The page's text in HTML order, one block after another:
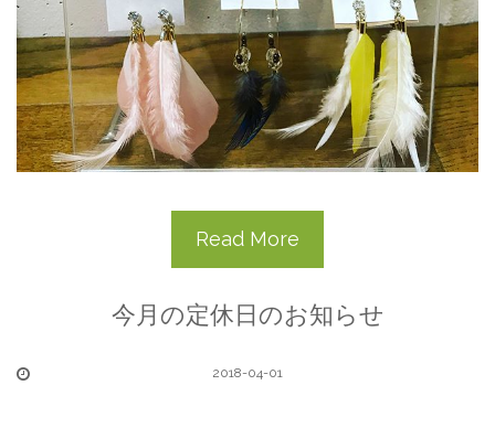
Read More
今月の定休日のお知らせ
2018-04-01